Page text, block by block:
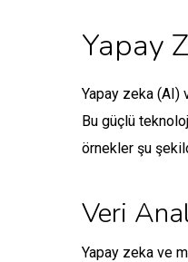
Yapay
Yapay zeka (AI)
Bu güçlü
örnekler şu
Veri
Yapay zeka ve